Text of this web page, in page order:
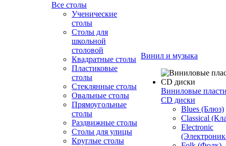
Все столы
Ученические
столы
Столы для
школьной
столовой
Квадратные столы
Пластиковые
столы
Стеклянные столы
Овальные столы
Прямоугольные
столы
Раздвижные столы
Столы для улицы
Круглые столы
Винил и музыка
Виниловые
CD диски
Blues (Блюз)
Classical
Electronic